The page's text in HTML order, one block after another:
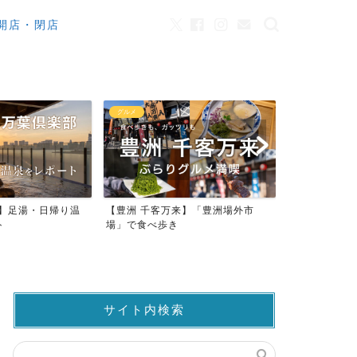
店・閉店
足湯・日帰り温
グルメ
【豊洲 千客万来】「豊洲場外市
場」で食べ歩き
サイト内検索